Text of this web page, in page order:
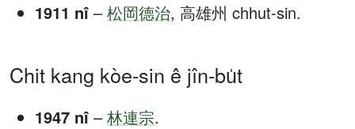
1911 nî – 松岡德治, 高雄州 chhut-sin.
Chit kang kòe-sin ê jîn-bu̍t
1947 nî – 林連宗.